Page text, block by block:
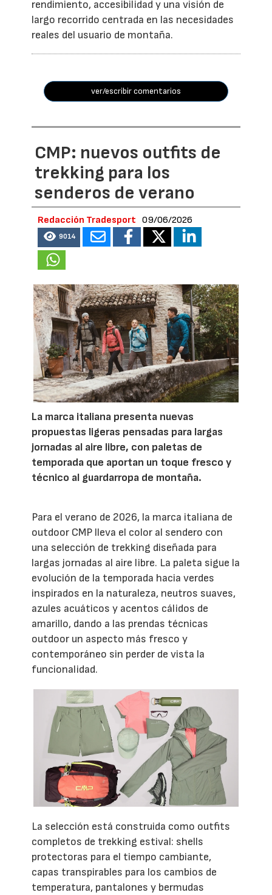
rendimiento, accesibilidad y una visión de
largo recorrido centrada en las necesidades
reales del usuario de montaña.
ver/escribir comentarios
CMP: nuevos outfits de
trekking para los
senderos de verano
Redacción Tradesport 09/06/2026
9014
La marca italiana presenta nuevas
propuestas ligeras pensadas para largas
jornadas al aire libre, con paletas de
temporada que aportan un toque fresco y
técnico al guardarropa de montaña.
Para el verano de 2026, la marca italiana de
outdoor CMP lleva el color al sendero con
una selección de trekking diseñada para
largas jornadas al aire libre. La paleta sigue la
evolución de la temporada hacia verdes
inspirados en la naturaleza, neutros suaves,
azules acuáticos y acentos cálidos de
amarillo, dando a las prendas técnicas
outdoor un aspecto más fresco y
contemporáneo sin perder de vista la
funcionalidad.
La selección está construida como outfits
completos de trekking estival: shells
protectoras para el tiempo cambiante,
capas transpirables para los cambios de
temperatura, pantalones y bermudas